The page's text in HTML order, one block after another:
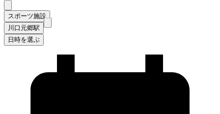
スポーツ施設
川口元郷駅
日時を選ぶ